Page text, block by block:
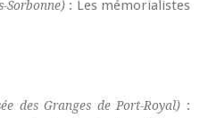
Sorbonne) : Les mémorialistes
des Granges de Port-Royal) :